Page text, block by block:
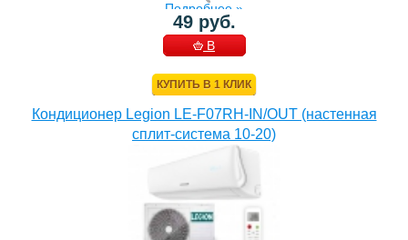
Подробнее »
49 руб.
В
КУПИТЬ В 1 КЛИК
Кондиционер Legion LE-F07RH-IN/OUT (настенная
сплит-система 10-20)